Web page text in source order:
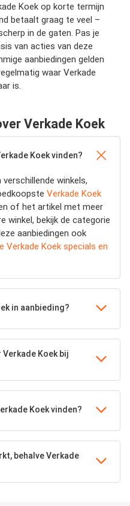
Koek op korte termijn
betaalt graag te veel –
in de gaten. Pas je
van acties van deze
aanbiedingen gelden
waar Verkade
is.
Verkade Koek
Koek vinden?
verschillende winkels,
Verkade Koek
of het artikel met meer
winkel, bekijk de categorie
aanbiedingen ook
Verkade Koek specials en
in aanbieding?
Koek bij
Koek vinden?
behalve Verkade